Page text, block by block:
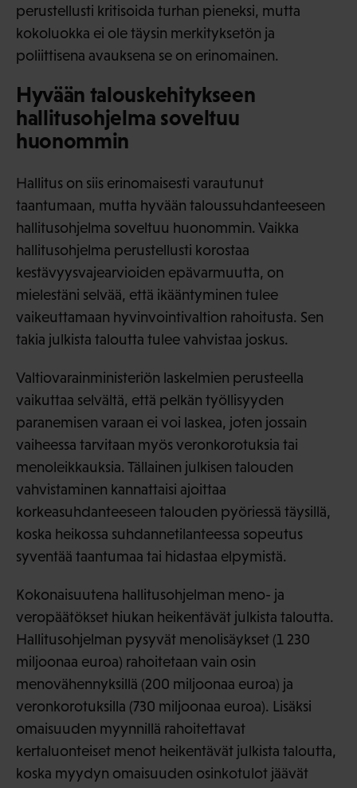
perustellusti kritisoida turhan pieneksi, mutta
kokoluokka ei ole täysin merkityksetön ja
poliittisena avauksena se on erinomainen.
Hyvään talouskehitykseen
hallitusohjelma soveltuu
huonommin
Hallitus on siis erinomaisesti varautunut
taantumaan, mutta hyvään taloussuhdanteeseen
hallitusohjelma soveltuu huonommin. Vaikka
hallitusohjelma perustellusti korostaa
kestävyysvajearvioiden epävarmuutta, on
mielestäni selvää, että ikääntyminen tulee
vaikeuttamaan hyvinvointivaltion rahoitusta. Sen
takia julkista taloutta tulee vahvistaa joskus.
Valtiovarainministeriön laskelmien perusteella
vaikuttaa selvältä, että pelkän työllisyyden
paranemisen varaan ei voi laskea, joten jossain
vaiheessa tarvitaan myös veronkorotuksia tai
menoleikkauksia. Tällainen julkisen talouden
vahvistaminen kannattaisi ajoittaa
korkeasuhdanteeseen talouden pyöriessä täysillä,
koska heikossa suhdannetilanteessa sopeutus
syventää taantumaa tai hidastaa elpymistä.
Kokonaisuutena hallitusohjelman meno- ja
veropäätökset hiukan heikentävät julkista taloutta.
Hallitusohjelman pysyvät menolisäykset (1 230
miljoonaa euroa) rahoitetaan vain osin
menovähennyksillä (200 miljoonaa euroa) ja
veronkorotuksilla (730 miljoonaa euroa). Lisäksi
omaisuuden myynnillä rahoitettavat
kertaluonteiset menot heikentävät julkista taloutta,
koska myydyn omaisuuden osinkotulot jäävät